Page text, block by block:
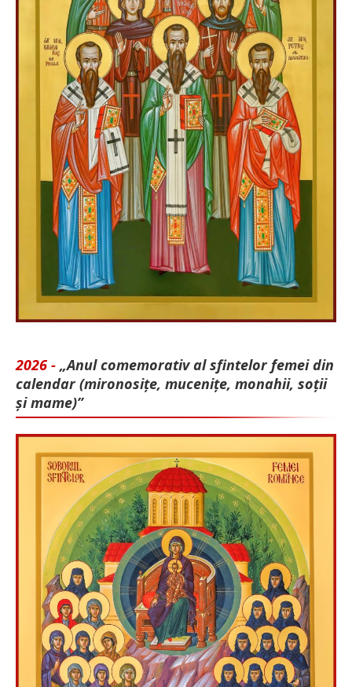
2026 - „Anul comemorativ al sfintelor femei din
calendar (mironosițe, mu­cenițe, monahii, soții
și mame)”